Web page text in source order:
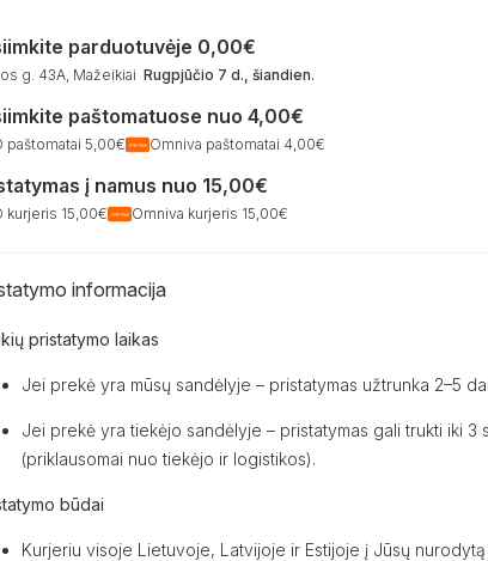
parduotuvėje 0,00€
g. 43A, Mažeikiai Rugpjūčio 7 d., šiandien.
paštomatuose nuo 4,00€
paštomatai 5,00€ Omniva paštomatai 4,00€
į namus nuo 15,00€
kurjeris 15,00€ Omniva kurjeris 15,00€
informacija
pristatymo laikas
Jei prekė yra mūsų sandėlyje – pristatymas užtrunka 2–5
Jei prekė yra tiekėjo sandėlyje – pristatymas gali trukti iki 3
(priklausomai nuo tiekėjo ir logistikos).
būdai
Kurjeriu visoje Lietuvoje, Latvijoje ir Estijoje į Jūsų